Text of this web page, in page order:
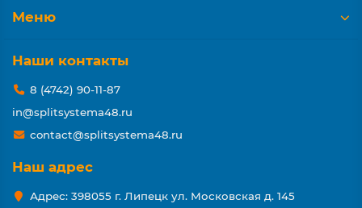
Меню
Наши контакты
8 (4742) 90-11-87
in@splitsystema48.ru
contact@splitsystema48.ru
Наш адрес
Адрес: 398055 г. Липецк ул. Московская д. 145